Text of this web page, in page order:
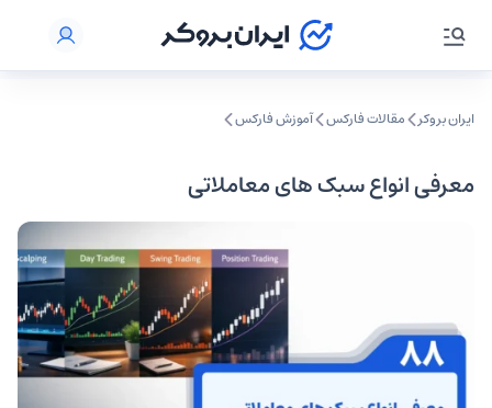
ایران بروکر مقالات فارکس آموزش فارکس
معرفی انواع سبک های معاملاتی